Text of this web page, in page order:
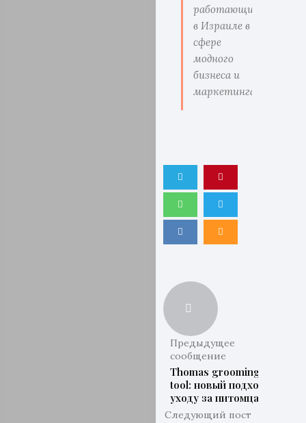
работающие
в Израиле в
сфере
модного
бизнеса и
маркетинга.
Предыдущее
сообщение
Thomas grooming
tool: новый подход к
уходу за питомцами
Следующий пост